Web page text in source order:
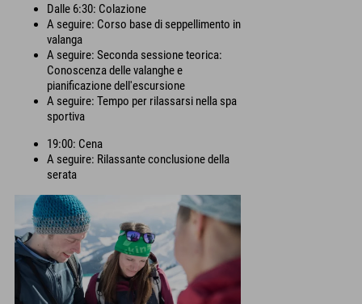
Dalle 6:30: Colazione
A seguire: Corso base di seppellimento in
valanga
A seguire: Seconda sessione teorica:
Conoscenza delle valanghe e
pianificazione dell'escursione
A seguire: Tempo per rilassarsi nella spa
sportiva
19:00: Cena
A seguire: Rilassante conclusione della
serata